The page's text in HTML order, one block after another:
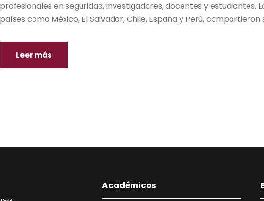
profesionales en seguridad, investigadores, docentes y estudiantes.
países como México, El Salvador, Chile, España y Perú, compartieron
Leer más
Académicos